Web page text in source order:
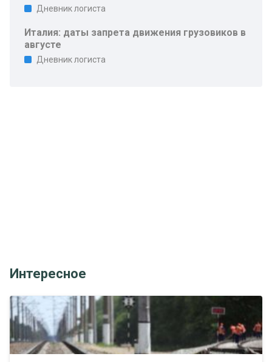
Дневник логиста
Италия: даты запрета движения грузовиков в
августе
Дневник логиста
Интересное